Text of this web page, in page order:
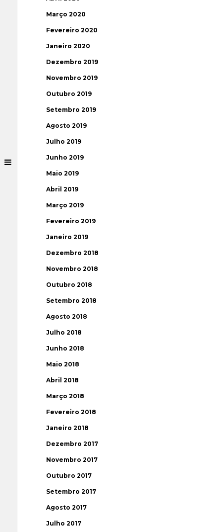
Março 2020
Fevereiro 2020
Janeiro 2020
Dezembro 2019
Novembro 2019
Outubro 2019
Setembro 2019
Agosto 2019
Julho 2019
Junho 2019
Maio 2019
Abril 2019
Março 2019
Fevereiro 2019
Janeiro 2019
Dezembro 2018
Novembro 2018
Outubro 2018
Setembro 2018
Agosto 2018
Julho 2018
Junho 2018
Maio 2018
Abril 2018
Março 2018
Fevereiro 2018
Janeiro 2018
Dezembro 2017
Novembro 2017
Outubro 2017
Setembro 2017
Agosto 2017
Julho 2017